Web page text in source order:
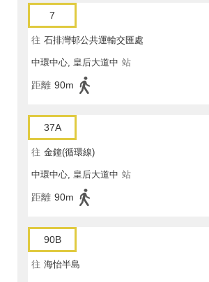
7
往 石排灣邨公共運輸交匯處
中環中心, 皇后大道中 站
距離 90m
37A
往 金鐘(循環線)
中環中心, 皇后大道中 站
距離 90m
90B
往 海怡半島